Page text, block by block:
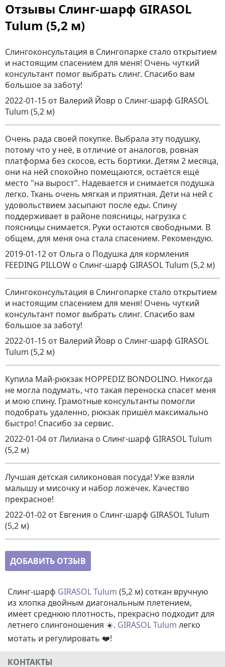
Отзывы Слинг-шарф GIRASOL
Tulum (5,2 м)
Слингоконсультация в Слингопарке стало открытием
и настоящим спасением для меня! Очень чуткий
консультант помог выбрать слинг. Спасибо вам
большое за заботу!
2022-01-15 от Валерий Йовр о Слинг-шарф GIRASOL
Tulum (5,2 м)
Очень рада своей покупке. Выбрала эту подушку,
потому что у неё, в отличие от аналогов, ровная
платформа без скосов, есть бортики. Детям 2 месяца,
они на ней спокойно помещаются, остаётся ещё
место "на вырост". Надевается и снимается подушка
легко. Ткань очень мягкая и приятная. Дети на ней с
удовольствием засыпают после еды. Спину
поддерживает в районе поясницы, нагрузка с
поясницы снимается. Руки остаются свободными. В
общем, для меня она стала спасением. Рекомендую.
2019-01-12 от Ольга о Подушка для кормления
FEEDING PILLOW о Слинг-шарф GIRASOL Tulum (5,2 м)
Слингоконсультация в Слингопарке стало открытием
и настоящим спасением для меня! Очень чуткий
консультант помог выбрать слинг. Спасибо вам
большое за заботу!
2022-01-15 от Валерий Йовр о Слинг-шарф GIRASOL
Tulum (5,2 м)
Купила Май-рюкзак HOPPEDIZ BONDOLINO. Никогда
не могла подумать, что такая переноска спасет меня
и мою спину. Грамотные консультанты помогли
подобрать удаленно, рюкзак пришёл максимально
быстро! Спасибо за сервис.
2022-01-04 от Лилиана о Слинг-шарф GIRASOL Tulum
(5,2 м)
Лучшая детская силиконовая посуда! Уже взяли
малышу и мисочку и набор ложечек. Качество
прекрасное!
2022-01-02 от Евгения о Слинг-шарф GIRASOL Tulum
(5,2 м)
ДОБАВИТЬ ОТЗЫВ
Слинг-шарф GIRASOLTulum (5,2 м) соткан вручную
из хлопка двойным диагональным плетением,
имеет среднюю плотность, прекрасно подходит для
летнего слингоношения ☀️. GIRASOLTulum легко
мотать и регулировать ❤️!
КОНТАКТЫ